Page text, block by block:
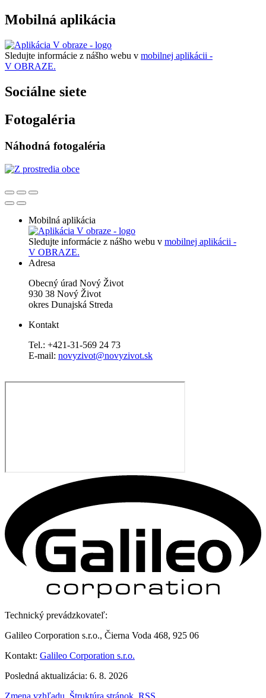
Mobilná aplikácia
Sledujte informácie z nášho webu v mobilnej aplikácii -
V OBRAZE.
Sociálne siete
Fotogaléria
Náhodná fotogaléria
Mobilná aplikácia
Sledujte informácie z nášho webu v mobilnej aplikácii -
V OBRAZE.
Adresa
Obecný úrad Nový Život
930 38 Nový Život
okres Dunajská Streda
Kontakt
Tel.: +421-31-569 24 73
E-mail: novyzivot@novyzivot.sk
Technický prevádzkovateľ:
Galileo Corporation s.r.o., Čierna Voda 468, 925 06
Kontakt: Galileo Corporation s.r.o.
Posledná aktualizácia: 6. 8. 2026